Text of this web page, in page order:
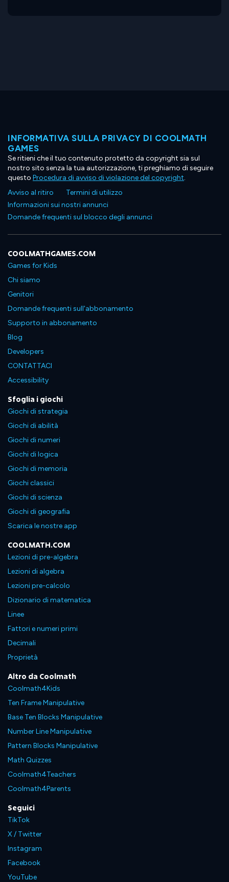
INFORMATIVA SULLA PRIVACY DI COOLMATH
GAMES
Se ritieni che il tuo contenuto protetto da copyright sia sul
nostro sito senza la tua autorizzazione, ti preghiamo di seguire
questo Procedura di avviso di violazione del copyright.
Avviso al ritiro
Termini di utilizzo
Informazioni sui nostri annunci
Domande frequenti sul blocco degli annunci
COOLMATHGAMES.COM
Games for Kids
Chi siamo
Genitori
Domande frequenti sull'abbonamento
Supporto in abbonamento
Blog
Developers
CONTATTACI
Accessibility
Sfoglia i giochi
Giochi di strategia
Giochi di abilità
Giochi di numeri
Giochi di logica
Giochi di memoria
Giochi classici
Giochi di scienza
Giochi di geografia
Scarica le nostre app
COOLMATH.COM
Lezioni di pre-algebra
Lezioni di algebra
Lezioni pre-calcolo
Dizionario di matematica
Linee
Fattori e numeri primi
Decimali
Proprietà
Altro da Coolmath
Coolmath4Kids
Ten Frame Manipulative
Base Ten Blocks Manipulative
Number Line Manipulative
Pattern Blocks Manipulative
Math Quizzes
Coolmath4Teachers
Coolmath4Parents
Seguici
TikTok
X / Twitter
Instagram
Facebook
YouTube